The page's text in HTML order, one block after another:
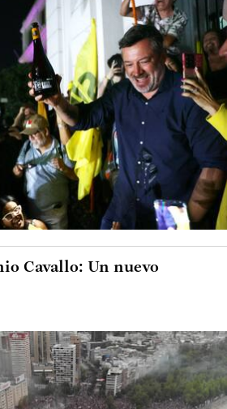
Cavallo: Un nuevo